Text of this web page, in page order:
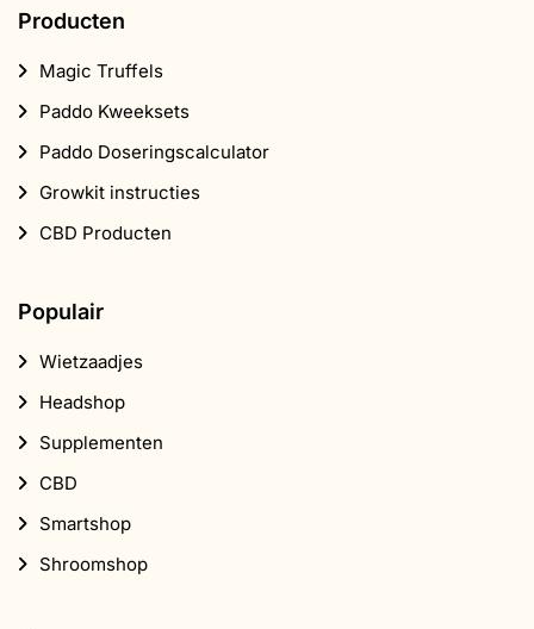
Producten
Magic Truffels
Paddo Kweeksets
Paddo Doseringscalculator
Growkit instructies
CBD Producten
Populair
Wietzaadjes
Headshop
Supplementen
CBD
Smartshop
Shroomshop